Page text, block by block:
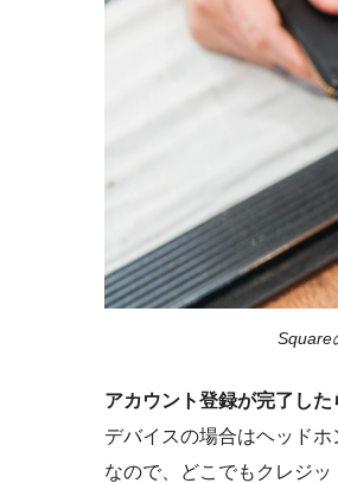
Square
アカウント登録が完了し
デバイスの場合はヘッド
なので、どこでもクレジ